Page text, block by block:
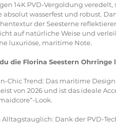
14K PVD-Vergoldung veredelt,
absolut wasserfest und robust.
der Seesterne
auf natürliche Weise und
luxuriöse, maritime Note.
die Florina Seestern Ohrringe
Chic Trend: Das maritime
von 2026 und ist das ideale
Look.
Alltagstauglich: Dank der PVD-